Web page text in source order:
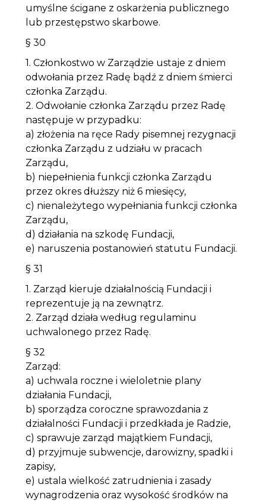
umyślne ścigane z oskarżenia publicznego
lub przestępstwo skarbowe.
§ 30
1. Członkostwo w Zarządzie ustaje z dniem
odwołania przez Radę bądź z dniem śmierci
członka Zarządu.
2. Odwołanie członka Zarządu przez Radę
następuje w przypadku:
a) złożenia na ręce Rady pisemnej rezygnacji
członka Zarządu z udziału w pracach
Zarządu,
b) niepełnienia funkcji członka Zarządu
przez okres dłuższy niż 6 miesięcy,
c) nienależytego wypełniania funkcji członka
Zarządu,
d) działania na szkodę Fundacji,
e) naruszenia postanowień statutu Fundacji.
§ 31
1. Zarząd kieruje działalnością Fundacji i
reprezentuje ją na zewnątrz.
2. Zarząd działa według regulaminu
uchwalonego przez Radę.
§ 32
Zarząd:
a) uchwala roczne i wieloletnie plany
działania Fundacji,
b) sporządza coroczne sprawozdania z
działalności Fundacji i przedkłada je Radzie,
c) sprawuje zarząd majątkiem Fundacji,
d) przyjmuje subwencje, darowizny, spadki i
zapisy,
e) ustala wielkość zatrudnienia i zasady
wynagrodzenia oraz wysokość środków na